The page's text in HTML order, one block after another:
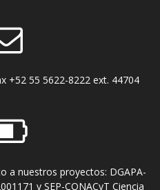
+52 55 5622-8222 ext. 44704
a nuestros proyectos: DGAPA-
y SEP-CONACyT Ciencia